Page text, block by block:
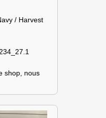
/ Harvest
shop, nous